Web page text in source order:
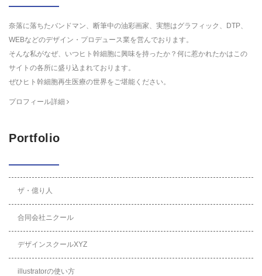
奈落に落ちたバンドマン、断筆中の油彩画家、実態はグラフィック、DTP、
WEBなどのデザイン・プロデュース業を営んでおります。
そんな私がなぜ、いつヒト幹細胞に興味を持ったか？何に惹かれたかはこの
サイトの各所に盛り込まれております。
ぜひヒト幹細胞再生医療の世界をご堪能ください。
プロフィール詳細
Portfolio
ザ・億り人
合同会社ニクール
デザインスクールXYZ
illustratorの使い方